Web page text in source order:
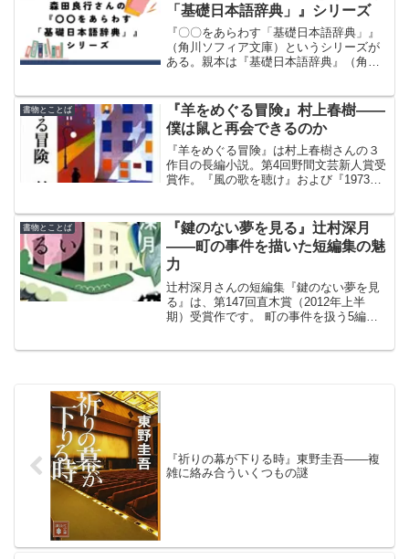
「基礎日本語辞典」』シリーズ
『〇〇をあらわす「基礎日本語辞典」』
（角川ソフィア文庫）というシリーズが
ある。親本は『基礎日本語辞典』（角川
日本語学だけでなく日本語教育にも携わ
ってきた方。
書物とことば
『羊をめぐる冒険』村上春樹――
僕は鼠と再会できるのか
『羊をめぐる冒険』は村上春樹さんの３
作目の長編小説。第4回野間文芸新人賞受
賞作。『風の歌を聴け』および『1973年
物である主人公の「僕」と「鼠」と呼ば
れる男が登場する。
書物とことば
『鍵のない夢を見る』辻村深月
――町の事件を描いた短編集の魅
力
辻村深月さんの短編集『鍵のない夢を見
る』は、第147回直木賞（2012年上半
期）受賞作です。 町の事件を扱う5編が
『祈りの幕が下りる時』東野圭吾――複
雑に絡み合ういくつもの謎